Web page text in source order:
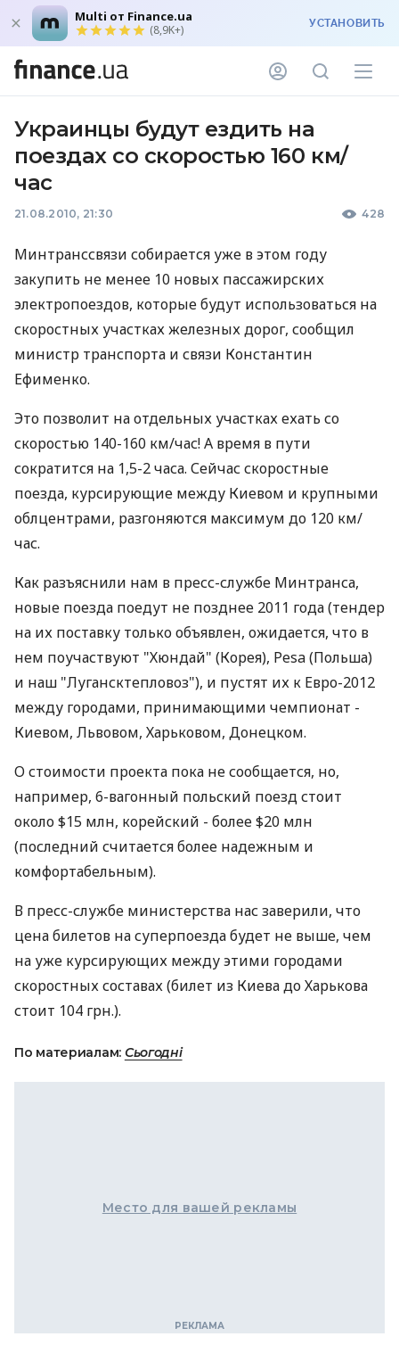
Multi от Finance.ua
(8,9K+) УСТАНОВИТЬ
Украинцы будут ездить на
поездах со скоростью 160 км/
час
21.08.2010, 21:30 428
Минтранссвязи собирается уже в этом году
закупить не менее 10 новых пассажирских
электропоездов, которые будут использоваться на
скоростных участках железных дорог, сообщил
министр транспорта и связи Константин
Ефименко.
Это позволит на отдельных участках ехать со
скоростью 140-160 км/час! А время в пути
сократится на 1,5-2 часа. Сейчас скоростные
поезда, курсирующие между Киевом и крупными
облцентрами, разгоняются максимум до 120 км/
час.
Как разъяснили нам в пресс-службе Минтранса,
новые поезда поедут не позднее 2011 года (тендер
на их поставку только объявлен, ожидается, что в
нем поучаствуют "Хюндай" (Корея), Pesa (Польша)
и наш "Лугансктепловоз"), и пустят их к Евро-2012
между городами, принимающими чемпионат -
Киевом, Львовом, Харьковом, Донецком.
О стоимости проекта пока не сообщается, но,
например, 6-вагонный польский поезд стоит
около $15 млн, корейский - более $20 млн
(последний считается более надежным и
комфортабельным).
В пресс-службе министерства нас заверили, что
цена билетов на суперпоезда будет не выше, чем
на уже курсирующих между этими городами
скоростных составах (билет из Киева до Харькова
стоит 104 грн.).
По материалам: Сьогодні
Место для вашей рекламы